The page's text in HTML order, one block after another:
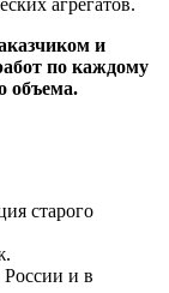
и
по каждому
объема.
старого
России и в